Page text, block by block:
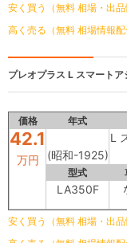
安く買う（無料 相場・出品
高く売る（無料 相場情報配
プレオプラス L スマートア
価格 年式
42.1
万円 (昭和-1925)
L
型式
LA350F
安く買う（無料 相場・出品